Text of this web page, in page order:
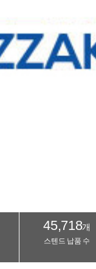
45,718개
스텐드 납품 수